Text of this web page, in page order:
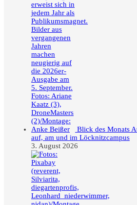
Blick des Monats
auf, am und im Löcknitzcampus
3. August 2026